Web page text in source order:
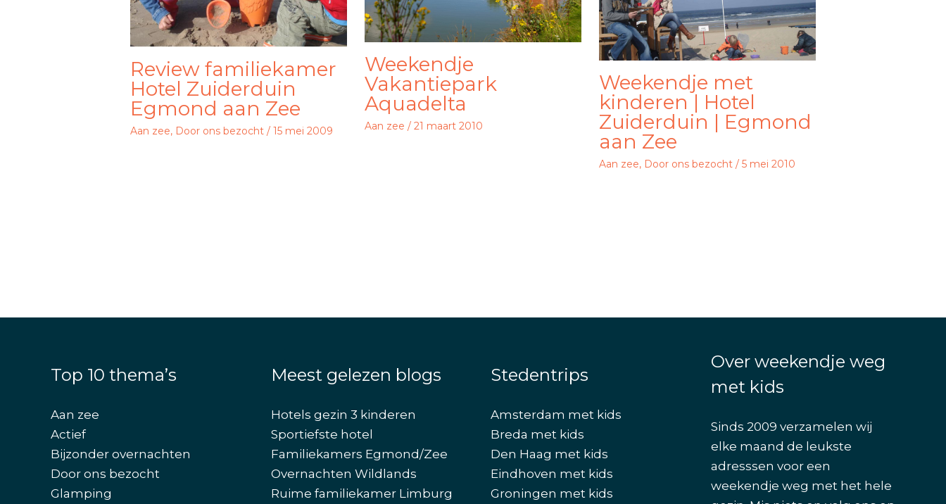
Review familiekamer
Hotel Zuiderduin
Egmond aan Zee
Aan zee, Door ons bezocht /15 mei 2009
Weekendje
Vakantiepark
Aquadelta
Aan zee /21 maart 2010
Weekendje met
kinderen | Hotel
Zuiderduin | Egmond
aan Zee
Aan zee, Door ons bezocht/ 5 mei 2010
Top 10 thema’s
Aan zee
Actief
Bijzonder overnachten
Door ons bezocht
Glamping
Meest gelezen blogs
Hotels gezin 3 kinderen
Sportiefste hotel
Familiekamers Egmond/Zee
Overnachten Wildlands
Ruime familiekamer Limburg
Stedentrips
Amsterdam met kids
Breda met kids
Den Haag met kids
Eindhoven met kids
Groningen met kids
Over weekendje weg
met kids
Sinds 2009 verzamelen wij
elke maand de leukste
adresssen voor een
weekendje weg met het hele